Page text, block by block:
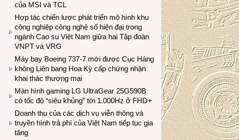
của MSI và TCL
Hợp tác chiến lược phát triển mô hình khu
công nghiệp công nghệ số hiện đại trong
ngành Cao su Việt Nam giữa hai Tập đoàn
VNPT và VRG
Máy bay Boeing 737-7 mới được Cục Hàng
không Liên bang Hoa Kỳ cấp chứng nhận
khai thác thương mại
Màn hình gaming LG UltraGear 25G590B
có tốc độ “siêu khủng” tới 1.000Hz ở FHD+
Doanh thu của các dịch vụ viễn thông và
truyền hình trả phí của Việt Nam tiếp tục gia
tăng